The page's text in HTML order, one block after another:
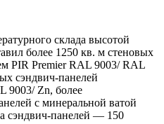
склада высотой
более 1250 кв. м стеновых
PIR Premier RAL 9003/ RAL
сэндвич-панелей
9003/ Zn, более
с минеральной ватой
сэндвич-панелей — 150